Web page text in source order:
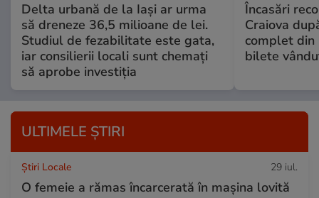
Delta urbană de la Iași ar urma
să dreneze 36,5 milioane de lei.
Studiul de fezabilitate este gata,
iar consilierii locali sunt chemați
să aprobe investiția
Încasări
Craiova
complet din
bilete
ULTIMELE ȘTIRI
Știri Locale 29 iul.
O femeie a rămas încarcerată în mașina lovită